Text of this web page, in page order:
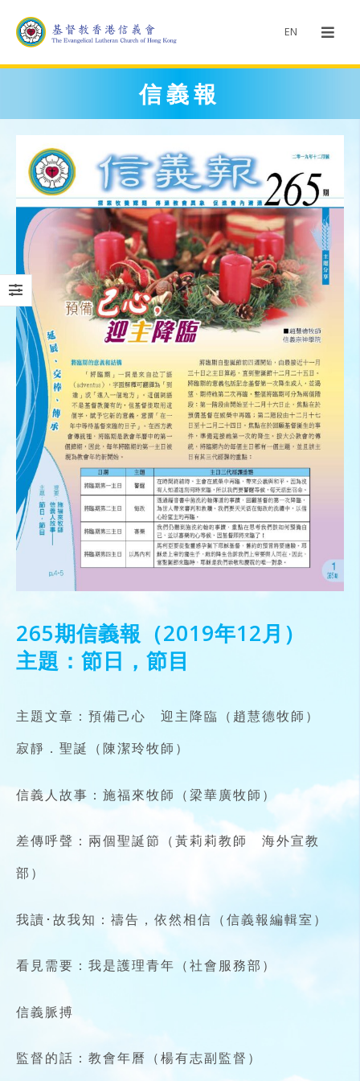
EN
信義報
265期信義報（2019年12月）
主題：節日，節目
主題文章：預備己心 迎主降臨（趙慧德牧師）
寂靜．聖誕（陳潔玲牧師）
信義人故事：施福來牧師（梁華廣牧師）
差傳呼聲：兩個聖誕節（黃莉莉教師 海外宣教
部）
我讀･故我知：禱告，依然相信（信義報編輯室）
看見需要：我是護理青年（社會服務部）
信義脈搏
監督的話：教會年曆（楊有志副監督）